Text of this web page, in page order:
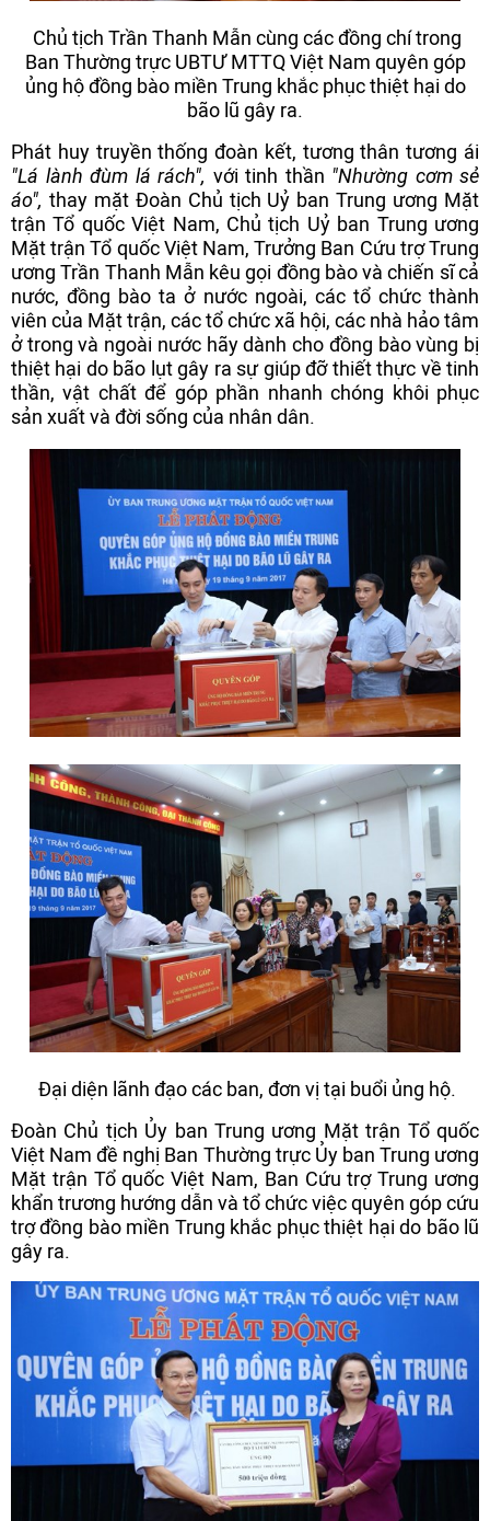
Chủ tịch Trần Thanh Mẫn cùng các đồng chí trong
Ban Thường trực UBTƯ MTTQ Việt Nam quyên góp
ủng hộ đồng bào miền Trung khắc phục thiệt hại do
bão lũ gây ra.
Phát huy truyền thống đoàn kết, tương thân tương ái
"Lá lành đùm lá rách", với tinh thần "Nhường cơm sẻ
áo", thay mặt Đoàn Chủ tịch Uỷ ban Trung ương Mặt
trận Tổ quốc Việt Nam, Chủ tịch Uỷ ban Trung ương
Mặt trận Tổ quốc Việt Nam, Trưởng Ban Cứu trợ Trung
ương Trần Thanh Mẫn kêu gọi đồng bào và chiến sĩ cả
nước, đồng bào ta ở nước ngoài, các tổ chức thành
viên của Mặt trận, các tổ chức xã hội, các nhà hảo tâm
ở trong và ngoài nước hãy dành cho đồng bào vùng bị
thiệt hại do bão lụt gây ra sự giúp đỡ thiết thực về tinh
thần, vật chất để góp phần nhanh chóng khôi phục
sản xuất và đời sống của nhân dân.
Đại diện lãnh đạo các ban, đơn vị tại buổi ủng hộ.
Đoàn Chủ tịch Ủy ban Trung ương Mặt trận Tổ quốc
Việt Nam đề nghị Ban Thường trực Ủy ban Trung ương
Mặt trận Tổ quốc Việt Nam, Ban Cứu trợ Trung ương
khẩn trương hướng dẫn và tổ chức việc quyên góp cứu
trợ đồng bào miền Trung khắc phục thiệt hại do bão lũ
gây ra.